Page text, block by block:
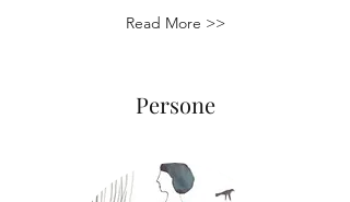
Read More >>
Persone